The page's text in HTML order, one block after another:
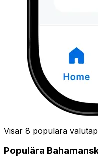
Visar 8 populära
Populära